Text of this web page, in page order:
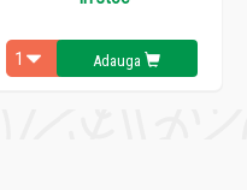
Adauga